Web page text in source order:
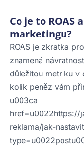
Co je to ROAS
marketingu?
ROAS je zkratka
znamená
důležitou metriku v
kolik peněz vám
u003ca
href=u0022https://
reklama/jak-